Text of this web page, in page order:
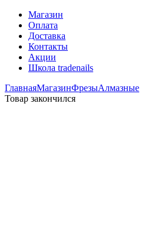
Магазин
Оплата
Доставка
Контакты
Акции
Школа tradenails
ГлавнаяМагазинФрезыАлмазные
Товар закончился